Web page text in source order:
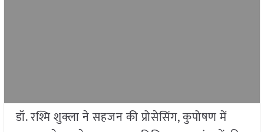
डॉ. रश्मि शुक्ला ने सहजन की प्रोसेसिंग, कुपोषण में